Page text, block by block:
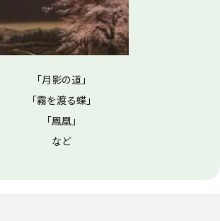
「月影の道」
「霧を渡る蝶」
「鳳凰」
など